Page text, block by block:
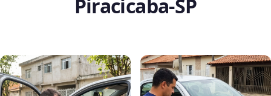
Piracicaba‑SP